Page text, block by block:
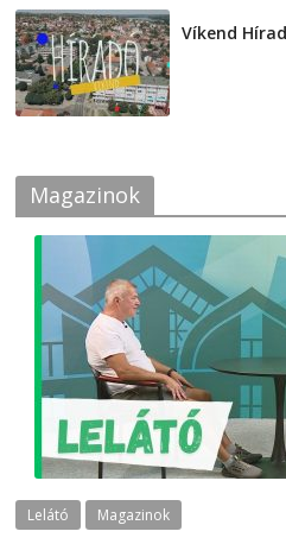
Víkend
Magazinok
Lelátó Magazinok